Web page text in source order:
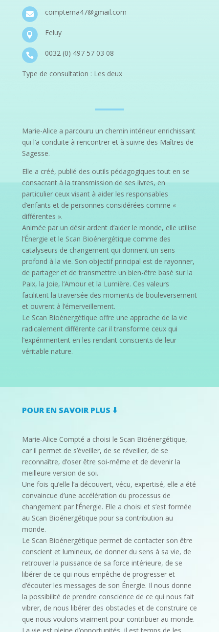
 comptema47@gmail.com
 Feluy
 0032 (0) 497 57 03 08
Type de consultation : Les deux
Marie-Alice a parcouru un chemin intérieur enrichissant
qui l’a conduite à rencontrer et à suivre des Maîtres de
Sagesse.
Elle a créé, publié des outils pédagogiques tout en se
consacrant à la transmission de ses livres, en
particulier ceux visant à aider les responsables
d’enfants et de personnes considérées comme «
différentes ».
Animée par un désir ardent d’aider le monde, elle utilise
l’Énergie et le Scan Bioénergétique comme des
catalyseurs de changement qui donnent un sens
profond à la vie. Son objectif principal est de rayonner,
de partager et de transmettre un bien-être basé sur la
Paix, la Joie, l’Amour et la Lumière. Ces valeurs
facilitent la traversée des moments de bouleversement
et ouvrent à l’émerveillement.
Le Scan Bioénergétique offre une approche de la vie
radicalement différente car il transforme ceux qui
l’expérimentent en les rendant conscients de leur
véritable nature.
POUR EN SAVOIR PLUS ⬇️​
Marie-Alice Compté a choisi le Scan Bioénergétique,
car il permet de s’éveiller, de se réveiller, de se
reconnaître, d’oser être soi-même et de devenir la
meilleure version de soi.
Une fois qu’elle l’a découvert, vécu, expertisé, elle a été
convaincue d’une accélération du processus de
changement par l’Énergie. Elle a choisi et s’est formée
au Scan Bioénergétique pour sa contribution au
monde.
Le Scan Bioénergétique permet de contacter son être
conscient et lumineux, de donner du sens à sa vie, de
retrouver la puissance de sa force intérieure, de se
libérer de ce qui nous empêche de progresser et
d’écouter les messages de son Énergie. Il nous donne
la possibilité de prendre conscience de ce qui nous fait
vibrer, de nous libérer des obstacles et de construire ce
que nous voulons vraiment pour contribuer au monde.